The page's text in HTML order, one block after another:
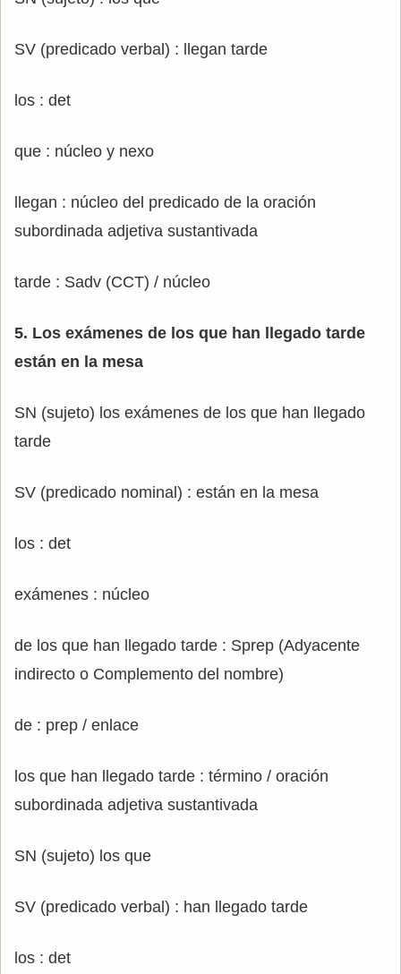
SV (predicado verbal) : llegan tarde
los : det
que : núcleo y nexo
llegan : núcleo del predicado de la oración
subordinada adjetiva sustantivada
tarde : Sadv (CCT) / núcleo
5. Los exámenes de los que han llegado tarde
están en la mesa
SN (sujeto) los exámenes de los que han llegado
tarde
SV (predicado nominal) : están en la mesa
los : det
exámenes : núcleo
de los que han llegado tarde : Sprep (Adyacente
indirecto o Complemento del nombre)
de : prep / enlace
los que han llegado tarde : término / oración
subordinada adjetiva sustantivada
SN (sujeto) los que
SV (predicado verbal) : han llegado tarde
los : det